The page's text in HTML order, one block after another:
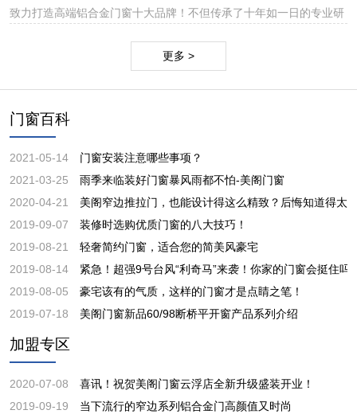
心竞争力。
致力打造高端铝合金门窗十大品牌！不但传承了十年如一日的专业研
主创新元素和特殊工艺，特别是产品结构上的创新，突破性地解决了
铝合金门窗在生产、安装和使用上公认的技术难题，提升产品市场核
心竞争力。
更多 >
门窗百科
2021-05-14
门窗安装注意哪些事项？
2021-03-25
雨季来临装好门窗暴风雨都不怕-美阁门窗
2020-04-21
美阁窄边推拉门，也能设计得这么精致？后悔知道得太
2019-09-07
装修时选购优质门窗的八大技巧！
2019-08-21
轻奢简约门窗，适合您的简美风豪宅
2019-08-14
紧急！超强9号台风“利奇马”来袭！你家的门窗会挺住吗
2019-08-05
豪宅该有的气质，这样的门窗才是点睛之笔！
2019-07-18
美阁门窗新品60/98断桥平开窗产品系列介绍
加盟专区
2020-07-08
喜讯！祝贺美阁门窗云浮店全新升级盛装开业！
2019-09-19
当下流行的窄边系列铝合金门高颜值又时尚